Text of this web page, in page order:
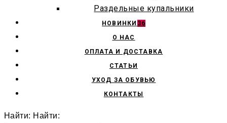
Раздельные купальники
НОВИНКИ 36
О НАС
ОПЛАТА И ДОСТАВКА
СТАТЬИ
УХОД ЗА ОБУВЬЮ
КОНТАКТЫ
Найти: Найти: